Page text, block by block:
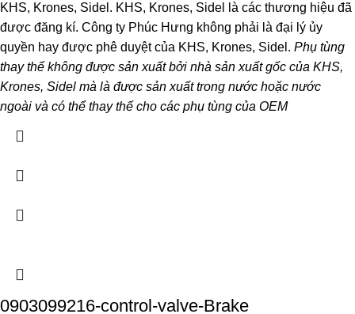
KHS, Krones, Sidel. KHS, Krones, Sidel là các thương hiệu đã
được đăng kí. Công ty Phúc Hưng không phải là đại lý ủy
quyền hay được phê duyệt của KHS, Krones, Sidel. Phụ tùng
thay thế không được sản xuất bởi nhà sản xuất gốc của KHS,
Krones, Sidel mà là được sản xuất trong nước hoặc nước
ngoài và có thể thay thế cho các phụ tùng của OEM
0903099216-control-valve-Brake